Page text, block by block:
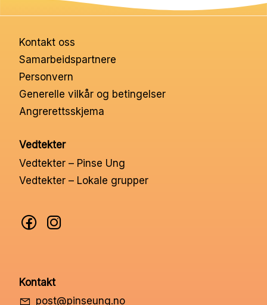
Kontakt oss
Samarbeidspartnere
Personvern
Generelle vilkår og betingelser
Angrerettsskjema
Vedtekter
Vedtekter – Pinse Ung
Vedtekter – Lokale grupper
Kontakt
post@pinseung.no
Ressurser
Nettbutikk
Kontakt oss
Min konto